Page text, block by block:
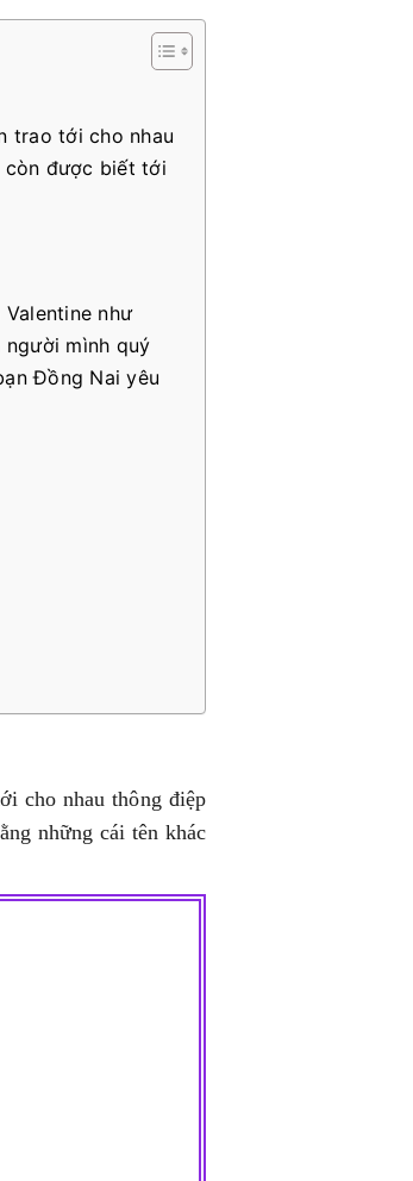
trao tới cho nhau
còn được biết tới
như
mình quý
Đồng Nai yêu
cho nhau thông điệp
những cái tên khác